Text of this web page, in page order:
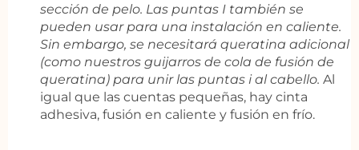
sección de pelo. Las puntas I también se
pueden usar para una instalación en caliente.
Sin embargo, se necesitará queratina adicional
(como nuestros guijarros de cola de fusión de
queratina) para unir las puntas i al cabello. Al
igual que las cuentas pequeñas, hay cinta
adhesiva, fusión en caliente y fusión en frío.